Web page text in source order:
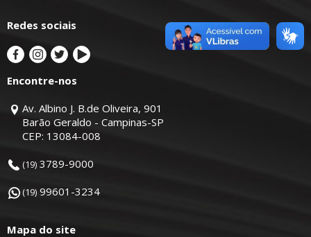
Redes sociais
Encontre-nos
Av. Albino J. B.de Oliveira, 901
Barão Geraldo - Campinas-SP
CEP: 13084-008
(19) 3789-9000
(19) 99601-3234
Mapa do site